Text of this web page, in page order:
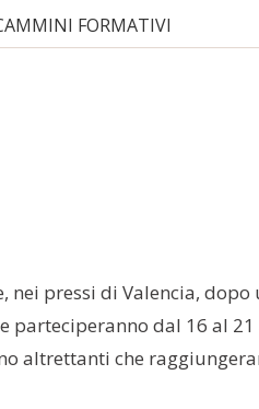
FORMATIVI
pressi di Valencia,
parteciperanno dal 16 al
altrettanti che